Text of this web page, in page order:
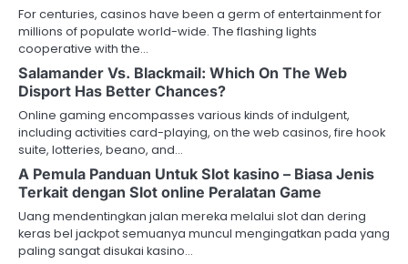
For centuries, casinos have been a germ of entertainment for
millions of populate world-wide. The flashing lights
cooperative with the…
Salamander Vs. Blackmail: Which On The Web
Disport Has Better Chances?
Online gaming encompasses various kinds of indulgent,
including activities card-playing, on the web casinos, fire hook
suite, lotteries, beano, and…
A Pemula Panduan Untuk Slot kasino – Biasa Jenis
Terkait dengan Slot online Peralatan Game
Uang mendentingkan jalan mereka melalui slot dan dering
keras bel jackpot semuanya muncul mengingatkan pada yang
paling sangat disukai kasino…